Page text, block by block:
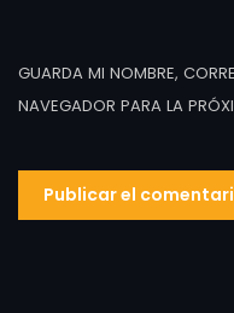
GUARDA MI NOMBRE,
NAVEGADOR PARA LA